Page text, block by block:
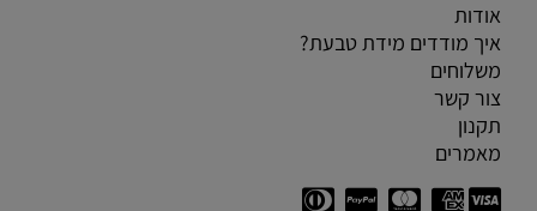
אודות
איך מודדים מידת טבעת?
משלוחים
צור קשר
תקנון
מאמרים